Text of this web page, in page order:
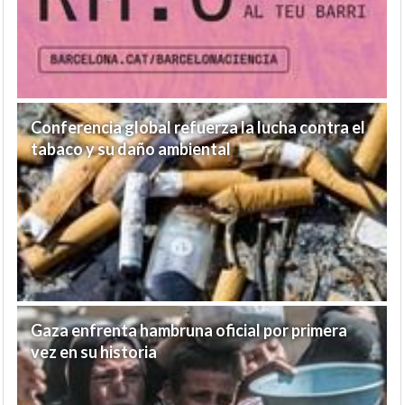
Conferencia global refuerza la lucha contra el
tabaco y su daño ambiental
Gaza enfrenta hambruna oficial por primera
vez en su historia